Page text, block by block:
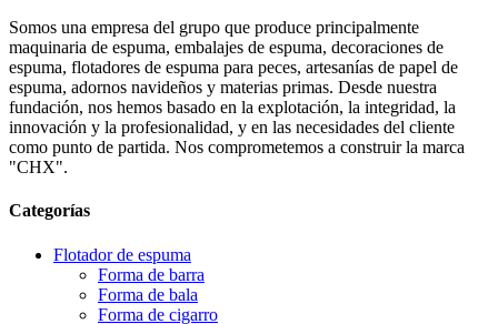
Somos una empresa del grupo que produce principalmente
maquinaria de espuma, embalajes de espuma, decoraciones de
espuma, flotadores de espuma para peces, artesanías de papel de
espuma, adornos navideños y materias primas. Desde nuestra
fundación, nos hemos basado en la explotación, la integridad, la
innovación y la profesionalidad, y en las necesidades del cliente
como punto de partida. Nos comprometemos a construir la marca
"CHX".
Categorías
Flotador de espuma
Forma de barra
Forma de bala
Forma de cigarro